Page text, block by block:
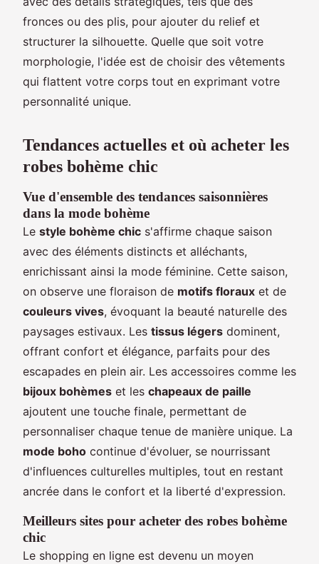
fronces ou des plis, pour ajouter du relief et
structurer la silhouette. Quelle que soit votre
morphologie, l'idée est de choisir des vêtements
qui flattent votre corps tout en exprimant votre
personnalité unique.
Tendances actuelles et où acheter les
robes bohème chic
Vue d'ensemble des tendances saisonnières
dans la mode bohème
Le style bohème chic s'affirme chaque saison
avec des éléments distincts et alléchants,
enrichissant ainsi la mode féminine. Cette saison,
on observe une floraison de motifs floraux et de
couleurs vives, évoquant la beauté naturelle des
paysages estivaux. Les tissus légers dominent,
offrant confort et élégance, parfaits pour des
escapades en plein air. Les accessoires comme les
bijoux bohèmes et les chapeaux de paille
ajoutent une touche finale, permettant de
personnaliser chaque tenue de manière unique. La
mode boho continue d'évoluer, se nourrissant
d'influences culturelles multiples, tout en restant
ancrée dans le confort et la liberté d'expression.
Meilleurs sites pour acheter des robes bohème
chic
Le shopping en ligne est devenu un moyen